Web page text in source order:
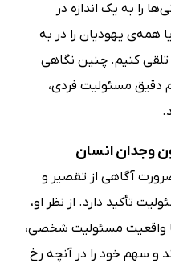
را به یک اندازه در
همه‌ی یهودیان را در به
کنیم. چنین نگاهی
دقیق مسئولیت فردی،
وجدان انسان
آگاهی از تقصیر و
تأکید دارد. از نظر او،
واقعیت مسئولیت شخصی،
و سهم خود را در آنچه رخ